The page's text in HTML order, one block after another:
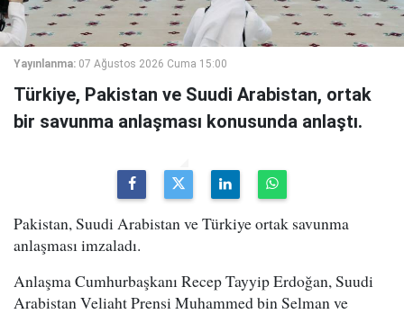
Yayınlanma: 07 Ağustos 2026 Cuma 15:00
Türkiye, Pakistan ve Suudi Arabistan, ortak
bir savunma anlaşması konusunda anlaştı.
Pakistan, Suudi Arabistan ve Türkiye ortak savunma
anlaşması imzaladı.
Anlaşma Cumhurbaşkanı Recep Tayyip Erdoğan, Suudi
Arabistan Veliaht Prensi Muhammed bin Selman ve